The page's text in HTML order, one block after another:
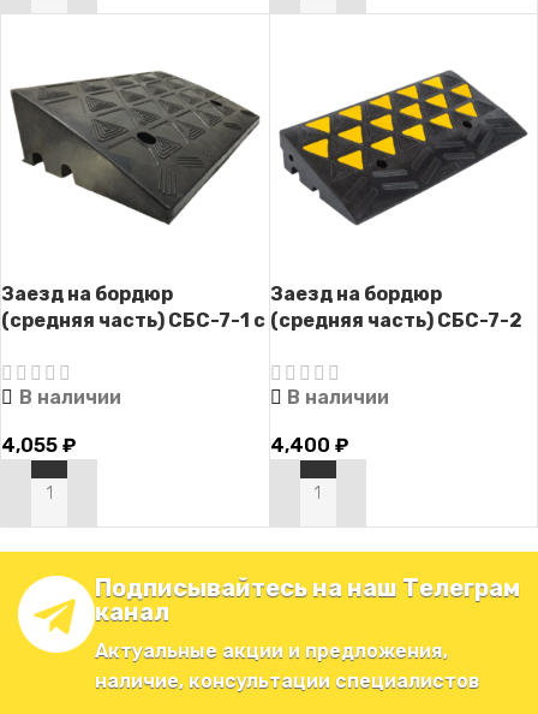
Заезд на бордюр
(средняя часть) СБС-7-1 с
В наличии
4,055 ₽
В КОРЗИНУ
Заезд на бордюр
(средняя часть) СБС-7-2
В наличии
4,400 ₽
В КОРЗИНУ
Подписывайтесь на наш Телеграм
канал
Актуальные акции и предложения,
наличие, консультации специалистов